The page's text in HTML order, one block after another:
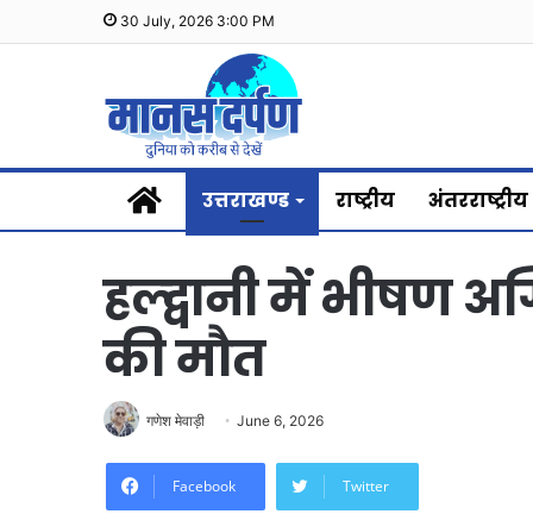
30 July, 2026 3:00 PM
Homeउत्तराखण्ड राष्ट्रीय अंतरराष्ट्रीय
हल्द्वानी में भीषण
की मौत
गणेश मेवाड़ी June 6, 2026
Facebook Twitter